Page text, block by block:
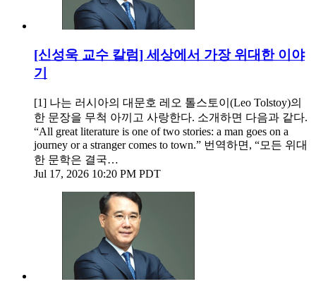
[신성욱 교수 칼럼] 세상에서 가장 위대한 이야
기
[1] 나는 러시아의 대문호 레오 톨스토이(Leo Tolstoy)의
한 문장을 무척 아끼고 사랑한다. 소개하면 다음과 같다.
“All great literature is one of two stories: a man goes on a
journey or a stranger comes to town.” 번역하면, “모든 위대
한 문학은 결국…
Jul 17, 2026 10:20 PM PDT